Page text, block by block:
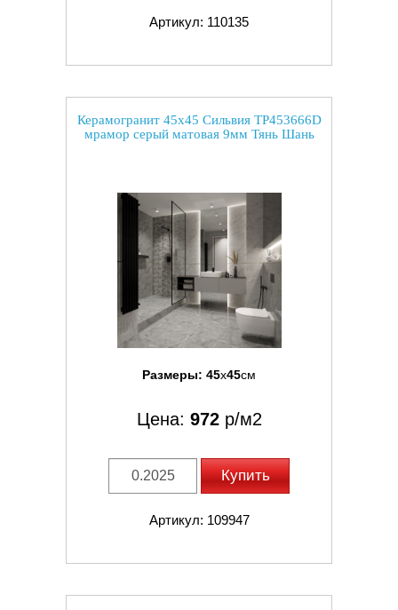
Артикул: 110135
Керамогранит 45x45 Сильвия TP453666D
мрамор серый матовая 9мм Тянь Шань
Размеры: 45x45см
Цена: 972р/м2
Купить
Артикул: 109947